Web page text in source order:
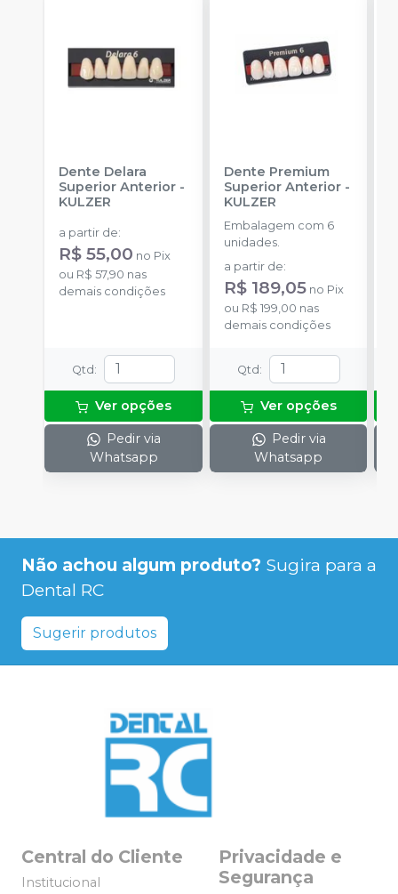
Dente Delara
Superior Anterior -
KULZER
a partir de:
R$ 55,00 no Pix
ou R$ 57,90 nas
demais condições
Qtd :
Ver opções
Pedir via
Whatsapp
Dente Premium
Superior Anterior-
KULZER
Embalagem com 6
unidades.
a partir de:
R$ 189,05 no Pix
ou R$ 199,00 nas
demais condições
Qtd :
Ver opções
Pedir via
Whatsapp
Não achou algum produto? Sugira para a
Dental RC
Sugerir produtos
Central do Cliente
Institucional
Privacidade e
Segurança